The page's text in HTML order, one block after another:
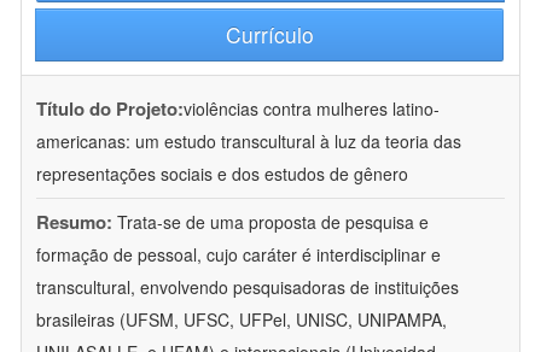
Currículo
Título do Projeto:violências contra mulheres latino-
americanas: um estudo transcultural à luz da teoria das
representações sociais e dos estudos de gênero
Resumo: Trata-se de uma proposta de pesquisa e
formação de pessoal, cujo caráter é interdisciplinar e
transcultural, envolvendo pesquisadoras de instituições
brasileiras (UFSM, UFSC, UFPel, UNISC, UNIPAMPA,